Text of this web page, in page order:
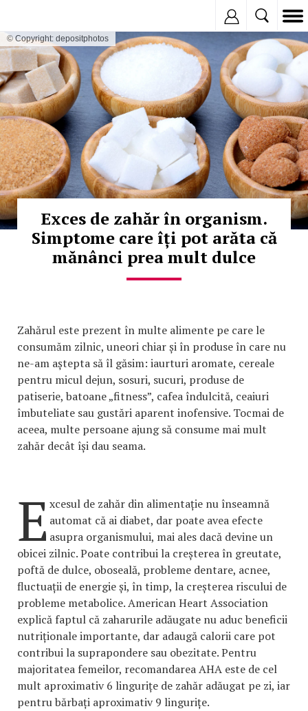
© Copyright: depositphotos
Exces de zahăr în organism.
Simptome care îți pot arăta că
mănânci prea mult dulce
Zahărul este prezent în multe alimente pe care le
consumăm zilnic, uneori chiar și în produse în care nu
ne-am aștepta să îl găsim: iaurturi aromate, cereale
pentru micul dejun, sosuri, sucuri, produse de
patiserie, batoane „fitness”, cafea îndulcită, ceaiuri
îmbuteliate sau gustări aparent inofensive. Tocmai de
aceea, multe persoane ajung să consume mai mult
zahăr decât își dau seama.
E xcesul de zahăr din alimentație nu înseamnă
automat că ai diabet, dar poate avea efecte
asupra organismului, mai ales dacă devine un
obicei zilnic. Poate contribui la creșterea în greutate,
poftă de dulce, oboseală, probleme dentare, acnee,
fluctuații de energie și, în timp, la creșterea riscului de
probleme metabolice. American Heart Association
explică faptul că zaharurile adăugate nu aduc beneficii
nutriționale importante, dar adaugă calorii care pot
contribui la suprapondere sau obezitate. Pentru
majoritatea femeilor, recomandarea AHA este de cel
mult aproximativ 6 lingurițe de zahăr adăugat pe zi, iar
pentru bărbați aproximativ 9 lingurițe.